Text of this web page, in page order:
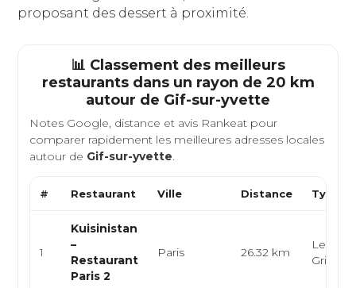
proposant des dessert à proximité.
📊 Classement des meilleurs
restaurants dans un rayon de 20 km
autour de Gif-sur-yvette
Notes Google, distance et avis Rankeat pour
comparer rapidement les meilleures adresses locales
autour de Gif-sur-yvette.
# Restaurant Ville Distance Type
1
Kuisinistan
–
Restaurant
Paris 2
Paris 26.32 km